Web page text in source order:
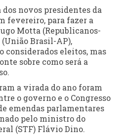
novos presidentes da
fevereiro, para fazer a
Motta (Republicanos-
Brasil-AP),
considerados eleitos, mas
sobre como será a
a virada do ano foram
o governo e o Congresso
emendas parlamentares
pelo ministro do
(STF) Flávio Dino.